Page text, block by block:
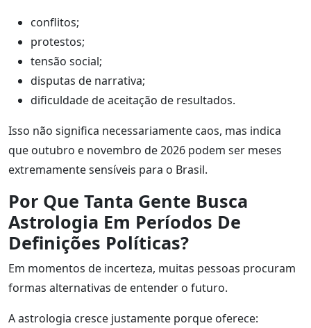
conflitos;
protestos;
tensão social;
disputas de narrativa;
dificuldade de aceitação de resultados.
Isso não significa necessariamente caos, mas indica
que outubro e novembro de 2026 podem ser meses
extremamente sensíveis para o Brasil.
Por Que Tanta Gente Busca
Astrologia Em Períodos De
Definições Políticas?
Em momentos de incerteza, muitas pessoas procuram
formas alternativas de entender o futuro.
A astrologia cresce justamente porque oferece: